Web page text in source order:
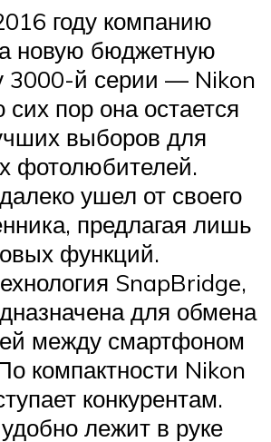
году компанию
новую бюджетную
3000-й серии — Nikon
пор она остается
выборов для
фотолюбителей.
ушел от своего
предлагая лишь
функций.
SnapBridge,
для обмена
между смартфоном
компактности Nikon
конкурентам.
лежит в руке